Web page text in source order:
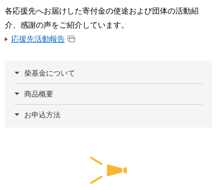
各応援先へお届けした寄付金の使途および団体の活動紹
介、感謝の声をご紹介しています。
応援先活動報告
柴基金について
商品概要
お申込方法